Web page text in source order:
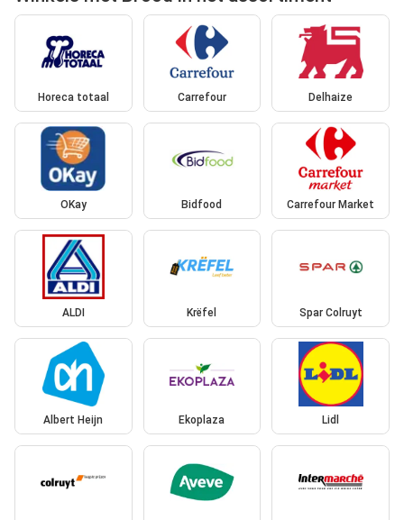
Horeca totaal Carrefour Delhaize
OKay Bidfood Carrefour Market
ALDI Krëfel Spar Colruyt
Albert Heijn Ekoplaza Lidl